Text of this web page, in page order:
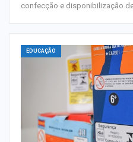
confecção e disponibilização
EDUCAÇÃO